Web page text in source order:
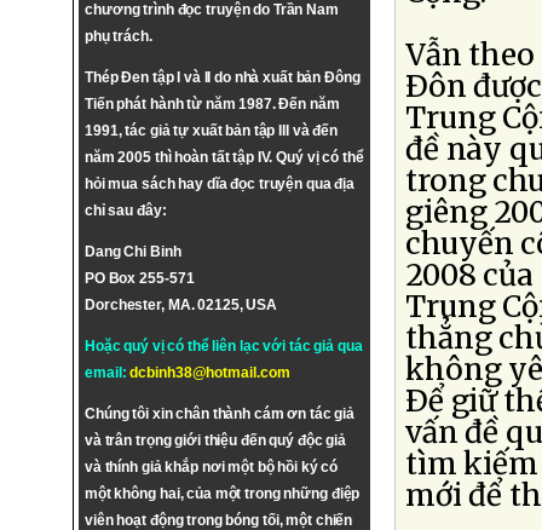
chương trình đọc truyện do Trần Nam
phụ trách.
Thép Đen tập I và II do nhà xuất bản Đông
Tiến phát hành từ năm 1987. Đến năm
1991, tác giả tự xuất bản tập III và đến
năm 2005 thì hoàn tất tập IV. Quý vị có thể
hỏi mua sách hay dĩa đọc truyện qua địa
chỉ sau đây:
Dang Chi Binh
PO Box 255-571
Dorchester, MA. 02125, USA
Hoặc quý vị có thể liên lạc với tác giả qua
email:dcbinh38@hotmail.com
Chúng tôi xin chân thành cám ơn tác giả
và trân trọng giới thiệu đến quý độc giả
và thính giả khắp nơi một bộ hồi ký có
một không hai, của một trong những điệp
viên hoạt động trong bóng tối, một chiến
Vẫn
Ðôn
Trung
đề này
trong
giêng
chuyến
2008
Trung
thẳng
không
Ðể giữ
vấn đề
tìm kiếm
mới để